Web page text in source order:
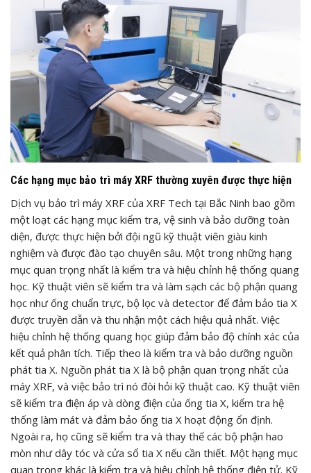
Các hạng mục bảo trì máy XRF thường xuyên được thực hiện
Dịch vụ bảo trì máy XRF của XRF Tech tại Bắc Ninh bao gồm
một loạt các hạng mục kiểm tra, vệ sinh và bảo dưỡng toàn
diện, được thực hiện bởi đội ngũ kỹ thuật viên giàu kinh
nghiệm và được đào tạo chuyên sâu. Một trong những hạng
mục quan trọng nhất là kiểm tra và hiệu chỉnh hệ thống quang
học. Kỹ thuật viên sẽ kiểm tra và làm sạch các bộ phận quang
học như ống chuẩn trực, bộ lọc và detector để đảm bảo tia X
được truyền dẫn và thu nhận một cách hiệu quả nhất. Việc
hiệu chỉnh hệ thống quang học giúp đảm bảo độ chính xác của
kết quả phân tích. Tiếp theo là kiểm tra và bảo dưỡng nguồn
phát tia X. Nguồn phát tia X là bộ phận quan trọng nhất của
máy XRF, và việc bảo trì nó đòi hỏi kỹ thuật cao. Kỹ thuật viên
sẽ kiểm tra điện áp và dòng điện của ống tia X, kiểm tra hệ
thống làm mát và đảm bảo ống tia X hoạt động ổn định.
Ngoài ra, họ cũng sẽ kiểm tra và thay thế các bộ phận hao
mòn như dây tóc và cửa sổ tia X nếu cần thiết. Một hạng mục
quan trọng khác là kiểm tra và hiệu chỉnh hệ thống điện tử. Kỹ